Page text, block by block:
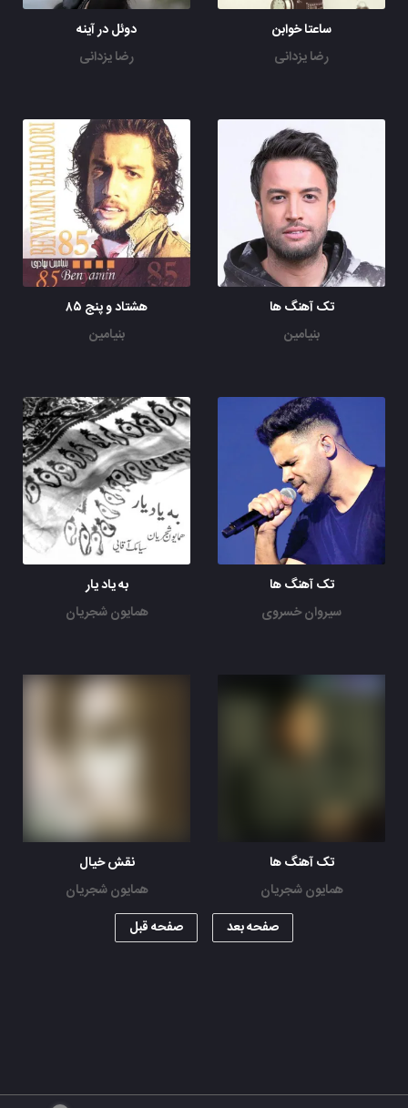
ساعتا خوابن
رضا یزدانی
دوئل در آینه
رضا یزدانی
تک آهنگ ها
بنیامین
هشتاد و پنج ۸۵
بنیامین
تک آهنگ ها
سیروان خسروی
به یاد یار
همایون شجریان
تک آهنگ ها
همایون شجریان
نقش خیال
همایون شجریان
صفحه بعد
صفحه قبل